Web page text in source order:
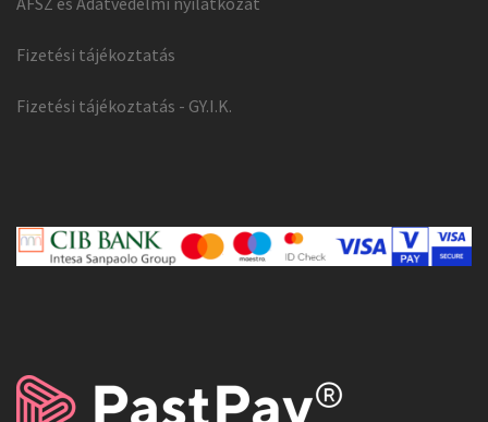
Fizetési tájékoztatás
Fizetési tájékoztatás - GY.I.K.